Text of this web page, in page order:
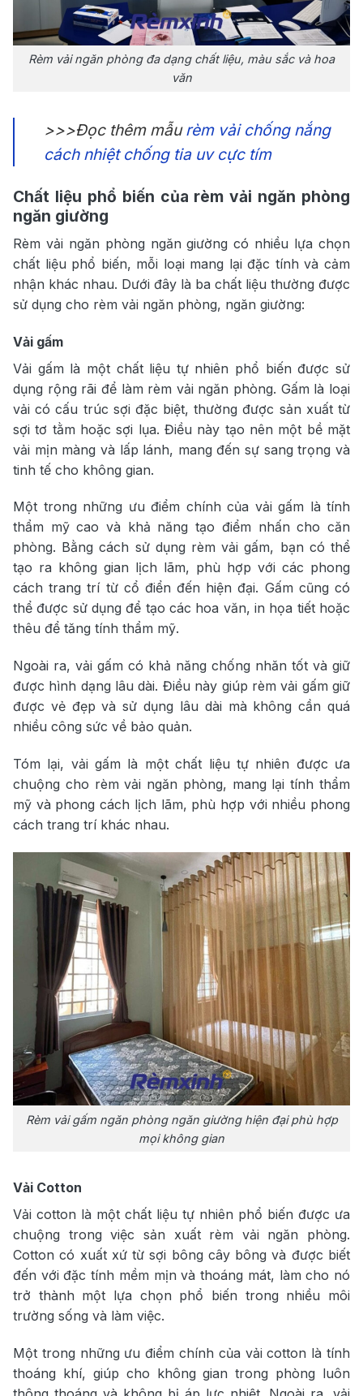
Rèm vải ngăn phòng đa dạng chất liệu, màu sắc và hoa
văn
>>>Đọc thêm mẫurèm vải chống nắng
cách nhiệt chống tia uv cực tím
Chất liệu phổ biến của rèm vải ngăn phòng
ngăn giường
Rèm vải ngăn phòng ngăn giường có nhiều lựa chọn
chất liệu phổ biến, mỗi loại mang lại đặc tính và cảm
nhận khác nhau. Dưới đây là ba chất liệu thường được
sử dụng cho rèm vải ngăn phòng, ngăn giường:
Vải gấm
Vải gấm là một chất liệu tự nhiên phổ biến được sử
dụng rộng rãi để làm rèm vải ngăn phòng. Gấm là loại
vải có cấu trúc sợi đặc biệt, thường được sản xuất từ
sợi tơ tằm hoặc sợi lụa. Điều này tạo nên một bề mặt
vải mịn màng và lấp lánh, mang đến sự sang trọng và
tinh tế cho không gian.
Một trong những ưu điểm chính của vải gấm là tính
thẩm mỹ cao và khả năng tạo điểm nhấn cho căn
phòng. Bằng cách sử dụng rèm vải gấm, bạn có thể
tạo ra không gian lịch lãm, phù hợp với các phong
cách trang trí từ cổ điển đến hiện đại. Gấm cũng có
thể được sử dụng để tạo các hoa văn, in họa tiết hoặc
thêu để tăng tính thẩm mỹ.
Ngoài ra, vải gấm có khả năng chống nhăn tốt và giữ
được hình dạng lâu dài. Điều này giúp rèm vải gấm giữ
được vẻ đẹp và sử dụng lâu dài mà không cần quá
nhiều công sức về bảo quản.
Tóm lại, vải gấm là một chất liệu tự nhiên được ưa
chuộng cho rèm vải ngăn phòng, mang lại tính thẩm
mỹ và phong cách lịch lãm, phù hợp với nhiều phong
cách trang trí khác nhau.
Rèm vải gấm ngăn phòng ngăn giường hiện đại phù hợp
mọi không gian
Vải Cotton
Vải cotton là một chất liệu tự nhiên phổ biến được ưa
chuộng trong việc sản xuất rèm vải ngăn phòng.
Cotton có xuất xứ từ sợi bông cây bông và được biết
đến với đặc tính mềm mịn và thoáng mát, làm cho nó
trở thành một lựa chọn phổ biến trong nhiều môi
trường sống và làm việc.
Một trong những ưu điểm chính của vải cotton là tính
thoáng khí, giúp cho không gian trong phòng luôn